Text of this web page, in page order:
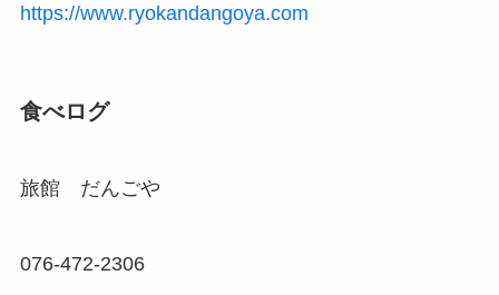
https://www.ryokandangoya.com
食べログ
旅館 だんごや
076-472-2306